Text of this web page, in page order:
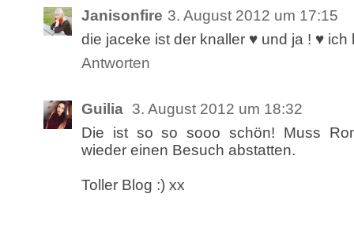
Janisonfire 3. August 2012 um 17:15
die jaceke ist der knaller ♥ und ja ! ♥
Antworten
Guilia 3. August 2012 um 18:32
Die ist so so sooo schön! Muss
wieder einen Besuch abstatten.
Toller Blog :) xx